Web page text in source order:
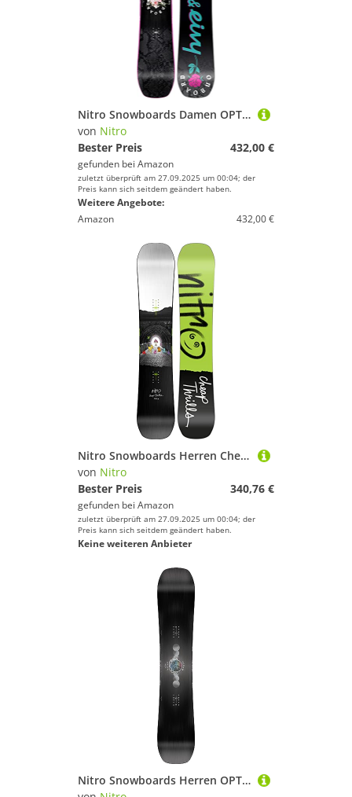
Nitro Snowboards Damen OPTISYM WMS EIVYBrd ´23, Freestyleboard, Asym Twin, Cam-Out Camber, Urban
von Nitro
Bester Preis
432,00 €
gefunden bei Amazon
zuletzt überprüft am 27.09.2025 um 00:04; der
Preis kann sich seitdem geändert haben.
Weitere Angebote:
Amazon
432,00 €
Nitro Snowboards Herren Cheap TRILLS BRD ´23, Freestyleboard, Twin, Flat-Out Rocker, Urban
von Nitro
Bester Preis
340,76 €
gefunden bei Amazon
zuletzt überprüft am 27.09.2025 um 00:04; der
Preis kann sich seitdem geändert haben.
Keine weiteren Anbieter
Nitro Snowboards Herren OPTISYM BRD ´24, Freestyleboard, Asym Twin, Cam-Out Camber, Urban, Mid-Wide